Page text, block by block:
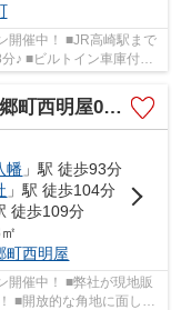
開催中！ ■JR高崎駅まで
♪ ■ビルトイン車庫付き3
明屋01期ー①
幡 」駅 徒歩93分
」駅 徒歩104分
徒歩109分
町西明屋
開催中！ ■弊社が現地販
■開放的な角地に面した